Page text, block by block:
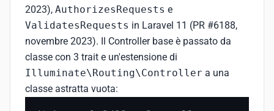
2023), AuthorizesRequests e
ValidatesRequests in Laravel 11 (PR #6188,
novembre 2023). Il Controller base è passato da
classe con 3 trait e un'estensione di
Illuminate\Routing\Controller a una
classe astratta vuota: